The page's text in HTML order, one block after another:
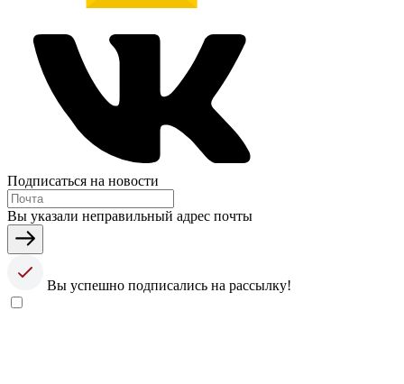
Подписаться на новости
Вы указали неправильный адрес почты
Вы успешно подписались на рассылку!